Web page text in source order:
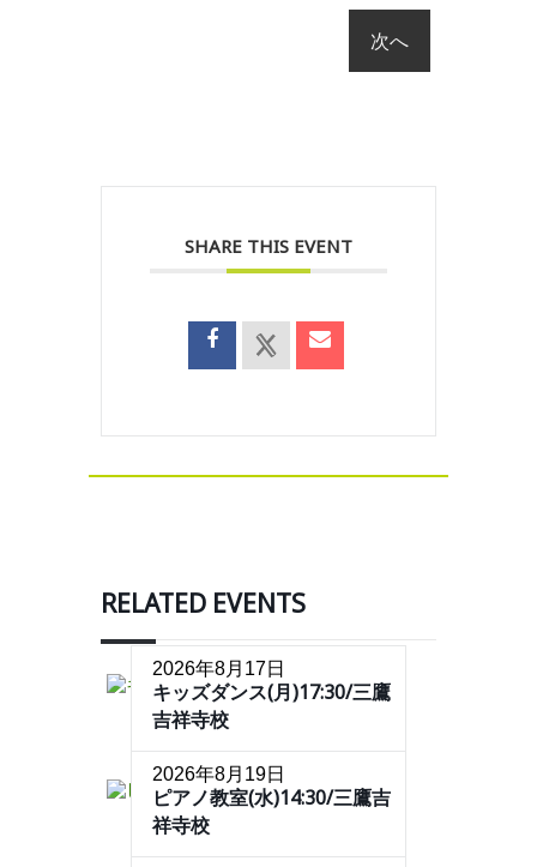
SHARE THIS EVENT
RELATED EVENTS
2026年8月17日
キッズダンス(月)17:30/三鷹
吉祥寺校
2026年8月19日
ピアノ教室(水)14:30/三鷹吉
祥寺校